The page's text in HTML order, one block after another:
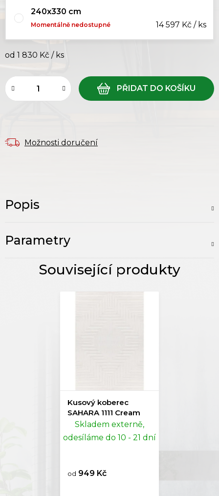
240x330 cm
Momentálně nedostupné 14 597 Kč / ks
od 1 830 Kč / ks
Možnosti doručení
Popis
Parametry
Kusový koberec
SAHARA 1111 Cream
Skladem externě,
odesíláme do 10 - 21 dní
od 949 Kč